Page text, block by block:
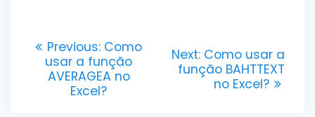
Post
navigation
Previous: Previous
post:
Como
usar a função
AVERAGEA no
Excel?
Next: Next
post:
Como usar a
função BAHTTEXT
no Excel?